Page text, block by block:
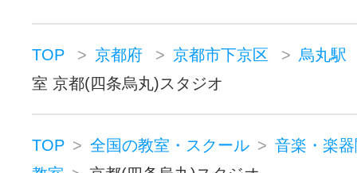
TOP 京都府 京都市下京区
烏丸駅
室 京都(四条烏丸)スタジオ
TOP 全国の教室・スクール
音楽・楽